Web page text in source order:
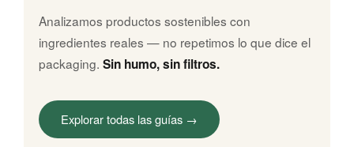
Analizamos productos sostenibles con
ingredientes reales — no repetimos lo que dice el
packaging.Sin humo, sin filtros.
Explorar todas las guías →